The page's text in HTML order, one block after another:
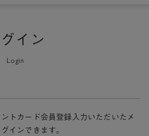
イン
Login
トカード会員登録入力いただいたメ
インできます。